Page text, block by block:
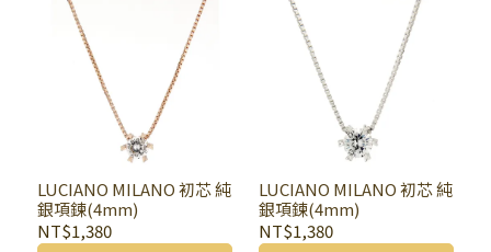
LUCIANO MILANO 初芯 純
銀項鍊(4mm)
NT$1,380
LUCIANO MILANO 初芯 純
銀項鍊(4mm)
NT$1,380